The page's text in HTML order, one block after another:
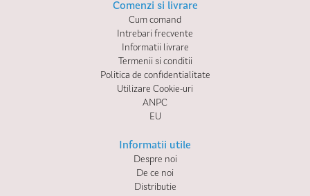
Comenzi si livrare
Cum comand
Intrebari frecvente
Informatii livrare
Termenii si conditii
Politica de confidentialitate
Utilizare Cookie-uri
ANPC
EU
Informatii utile
Despre noi
De ce noi
Distributie